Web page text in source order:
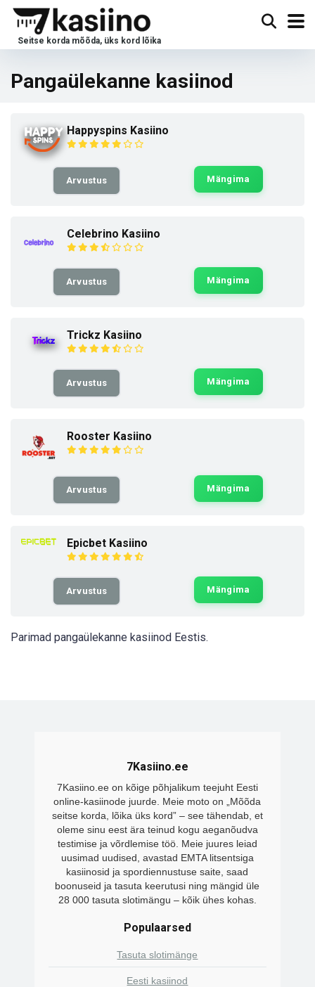
Pangaülekanne kasiinod
Happyspins Kasiino
Arvustus Mängima
Celebrino Kasiino
Arvustus Mängima
Trickz Kasiino
Arvustus Mängima
Rooster Kasiino
Arvustus Mängima
Epicbet Kasiino
Arvustus Mängima
Parimad pangaülekanne kasiinod Eestis.
7Kasiino.ee
7Kasiino.ee on kõige põhjalikum teejuht Eesti
online-kasiinode juurde. Meie moto on „Mõõda
seitse korda, lõika üks kord” – see tähendab, et
oleme sinu eest ära teinud kogu aeganõudva
testimise ja võrdlemise töö. Meie juures leiad
uusimad uudised, avastad EMTA litsentsiga
kasiinosid ja spordiennustuse saite, saad
boonuseid ja tasuta keerutusi ning mängid üle
28 000 tasuta slotimängu – kõik ühes kohas.
Populaarsed
Tasuta slotimänge
Eesti kasiinod